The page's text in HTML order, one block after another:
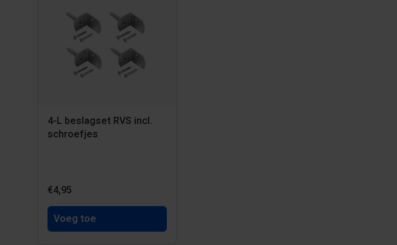
4-L beslagset RVS incl.
schroefjes
€4,95
Voeg toe